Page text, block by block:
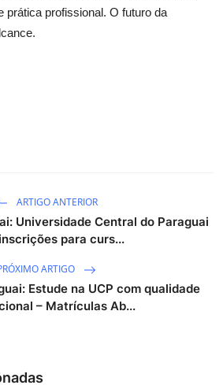
prática profissional. O futuro da
ARTIGO ANTERIOR
Universidade Central do Paraguai
para curs...
ARTIGO
Estude na UCP com qualidade
– Matrículas Ab...